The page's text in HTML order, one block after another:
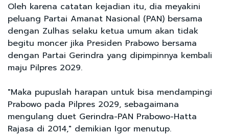
Oleh karena catatan kejadian itu, dia meyakini
peluang Partai Amanat Nasional (PAN) bersama
dengan Zulhas selaku ketua umum akan tidak
begitu moncer jika Presiden Prabowo bersama
dengan Partai Gerindra yang dipimpinnya kembali
maju Pilpres 2029.
"Maka pupuslah harapan untuk bisa mendampingi
Prabowo pada Pilpres 2029, sebagaimana
mengulang duet Gerindra-PAN Prabowo-Hatta
Rajasa di 2014," demikian Igor menutup.